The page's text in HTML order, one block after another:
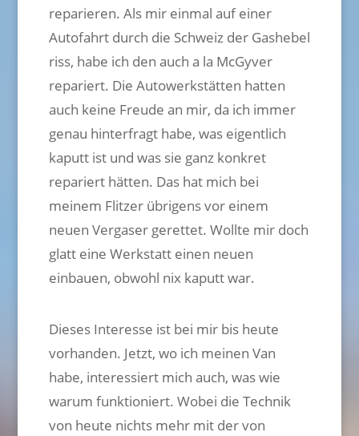
reparieren. Als mir einmal auf einer
Autofahrt durch die Schweiz der Gashebel
riss, habe ich den auch a la McGyver
repariert. Die Autowerkstätten hatten
auch keine Freude an mir, da ich immer
genau hinterfragt habe, was eigentlich
kaputt ist und was sie ganz konkret
repariert hätten. Das hat mich bei
meinem Flitzer übrigens vor einem
neuen Vergaser gerettet. Wollte mir doch
glatt eine Werkstatt einen neuen
einbauen, obwohl nix kaputt war.
Dieses Interesse ist bei mir bis heute
vorhanden. Jetzt, wo ich meinen Van
habe, interessiert mich auch, was wie
warum funktioniert. Wobei die Technik
von heute nichts mehr mit der von